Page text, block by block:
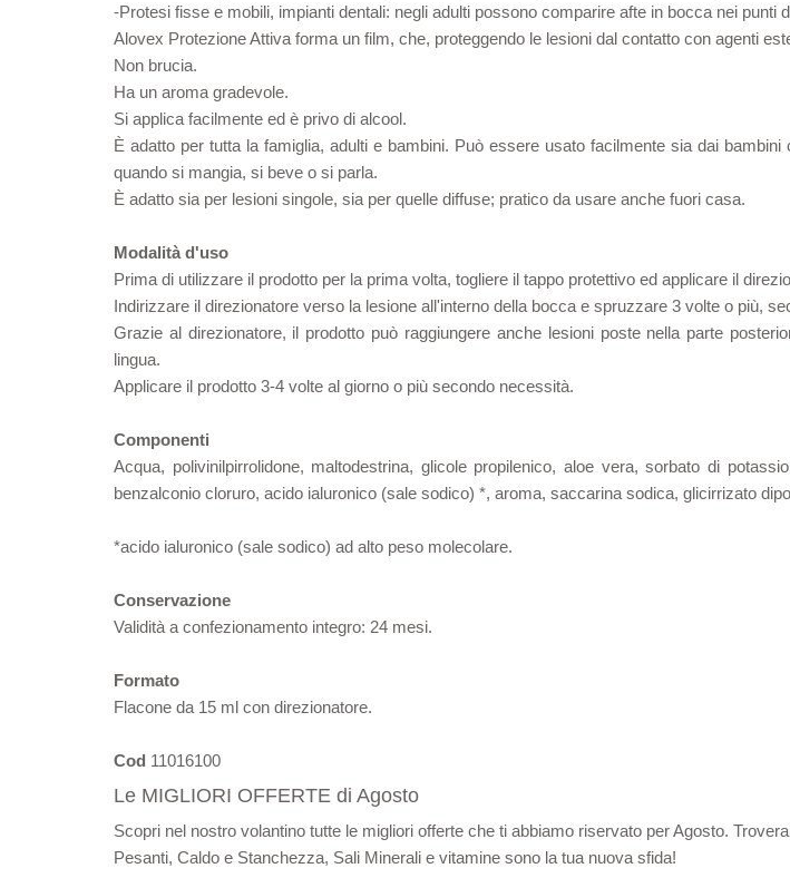
-Protesi fisse e mobili, impianti dentali: negli adulti possono comparire afte in bocca nei
Alovex Protezione Attiva forma un film, che, proteggendo le lesioni dal contatto con agenti
Non brucia.
Ha un aroma gradevole.
Si applica facilmente ed è privo di alcool.
È adatto per tutta la famiglia, adulti e bambini. Può essere usato facilmente sia dai
quando si mangia, si beve o si parla.
È adatto sia per lesioni singole, sia per quelle diffuse; pratico da usare anche fuori casa.
Modalità d'uso
Prima di utilizzare il prodotto per la prima volta, togliere il tappo protettivo ed applicare il
Indirizzare il direzionatore verso la lesione all'interno della bocca e spruzzare 3 volte o più,
Grazie al direzionatore, il prodotto può raggiungere anche lesioni poste nella parte
lingua.
Applicare il prodotto 3-4 volte al giorno o più secondo necessità.
Componenti
Acqua, polivinilpirrolidone, maltodestrina, glicole propilenico, aloe vera, sorbato di
benzalconio cloruro, acido ialuronico (sale sodico) *, aroma, saccarina sodica, glicirrizato
*acido ialuronico (sale sodico) ad alto peso molecolare.
Conservazione
Validità a confezionamento integro: 24 mesi.
Formato
Flacone da 15 ml con direzionatore.
Cod 11016100
Le MIGLIORI OFFERTE di Agosto
Scopri nel nostro volantino tutte le migliori offerte che ti abbiamo riservato per Agosto.
Pesanti, Caldo e Stanchezza, Sali Minerali e vitamine sono la tua nuova sfida!